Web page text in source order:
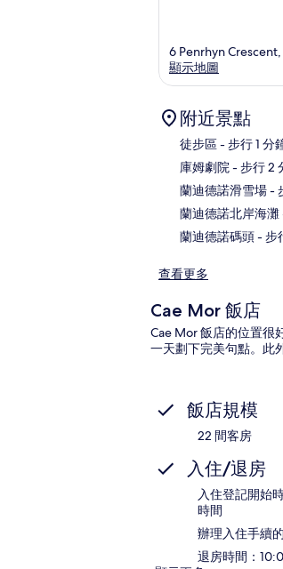
6 Penrhyn
顯示地圖
附近景點
徒步區- 步行 1 分
庫姆劇院 - 步行 2
蘭迪德諾滑雪場-
蘭迪德諾北岸海灘
蘭迪德諾碼頭- 步
查看更多
Cae Mor 飯店
Cae Mor 飯店的位置很
一天劃下完美句點。此
飯店規模
22 間客房
入住/退房
入住登記開始
時間
辦理入住手續
退房時間：